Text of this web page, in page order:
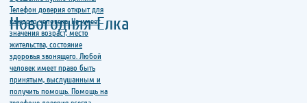
Новогодняя Елка